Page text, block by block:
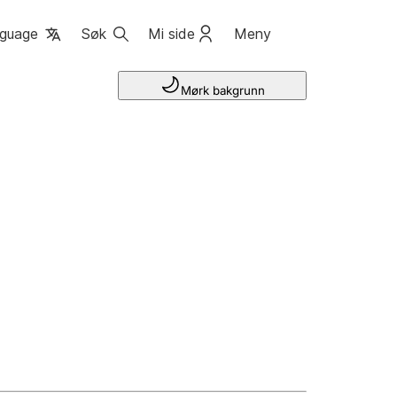
Søk Mi side Meny
Mørk bakgrunn